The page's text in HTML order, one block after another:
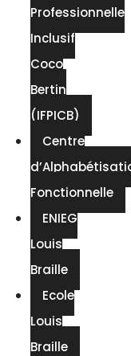
Professionnelle
Inclusif
Coco
Bertin
(IFPICB)
Centre
Fonctionnelle
ENIEG
Louis
Braille
Ecole
Louis
Braille